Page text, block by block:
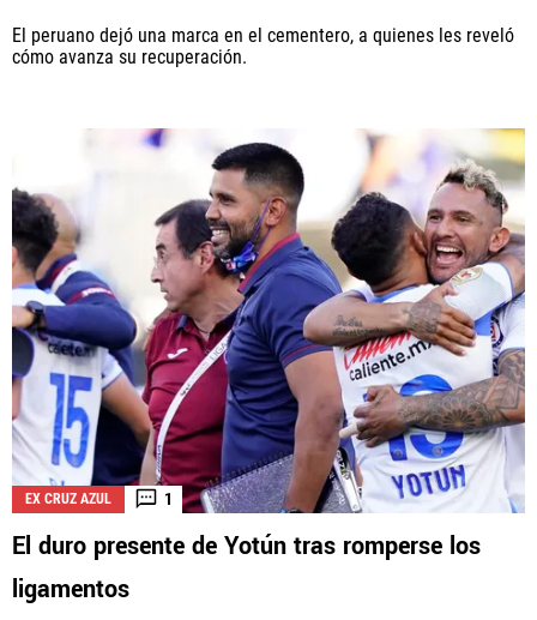
El peruano dejó una marca en el cementero, a quienes les reveló
cómo avanza su recuperación.
EX CRUZ AZUL 1
El duro presente de Yotún tras romperse los
ligamentos